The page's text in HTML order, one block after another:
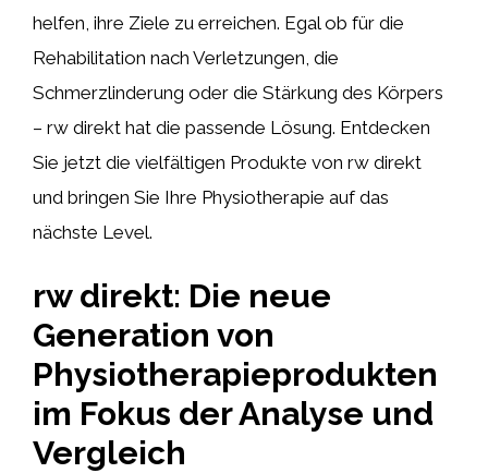
helfen, ihre Ziele zu erreichen. Egal ob für die
Rehabilitation nach Verletzungen, die
Schmerzlinderung oder die Stärkung des Körpers
– rw direkt hat die passende Lösung. Entdecken
Sie jetzt die vielfältigen Produkte von rw direkt
und bringen Sie Ihre Physiotherapie auf das
nächste Level.
rw direkt: Die neue
Generation von
Physiotherapieprodukten
im Fokus der Analyse und
Vergleich